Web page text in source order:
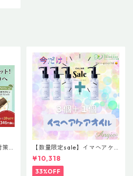
策
【数量限定sale】イマヘアケ
アオイル３＋１ キャンペー
ン 今だけまとめ買い 4個セ
ット
¥10,318
33%OFF